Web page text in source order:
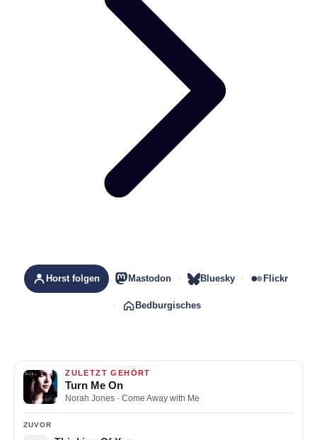
Horst folgen Mastodon Bluesky Flickr
Bedburgisches
ZULETZT GEHÖRT
Turn Me On
Norah Jones · Come Away with Me
ZUVOR